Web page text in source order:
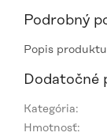
Podrobný
Popis
Dodatočné
Kategória:
Hmotnosť: